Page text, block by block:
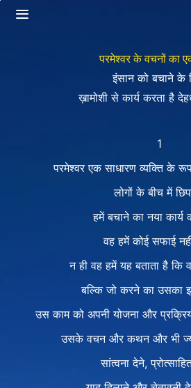
परमेश्वर के वचनों का
इंसान को बचाने के
ख़ामोशी से कार्य करता है
1
परमेश्वर एक साधारण व्यक्ति के रूप
लोगों के बीच में
हमें बचाने का नया कार्य
वह हमें कोई सफाई
न ही वह हमें यह बताता है कि
बल्कि जो करने का उसका
उस काम को अपनी योजना और
उसके वचन और कथन और भी
सांत्वना देने,